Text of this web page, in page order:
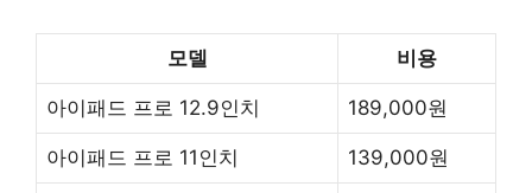
모델 비용
아이패드 프로 12.9인치 189,000원
아이패드 프로 11인치 139,000원